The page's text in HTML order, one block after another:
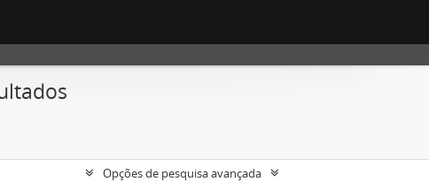
Opções de pesquisa avançada